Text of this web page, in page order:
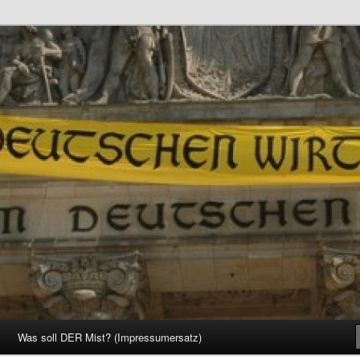
Was soll DER Mist? (Impressumersatz)